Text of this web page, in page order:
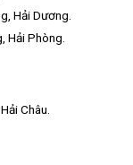
Hải Dương.
Hải Phòng.
Châu.